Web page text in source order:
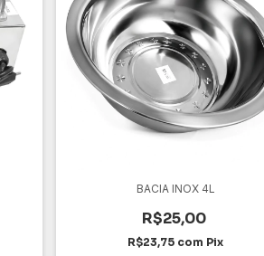
BACIA INOX 4L
R$25,00
R$23,75 com Pix